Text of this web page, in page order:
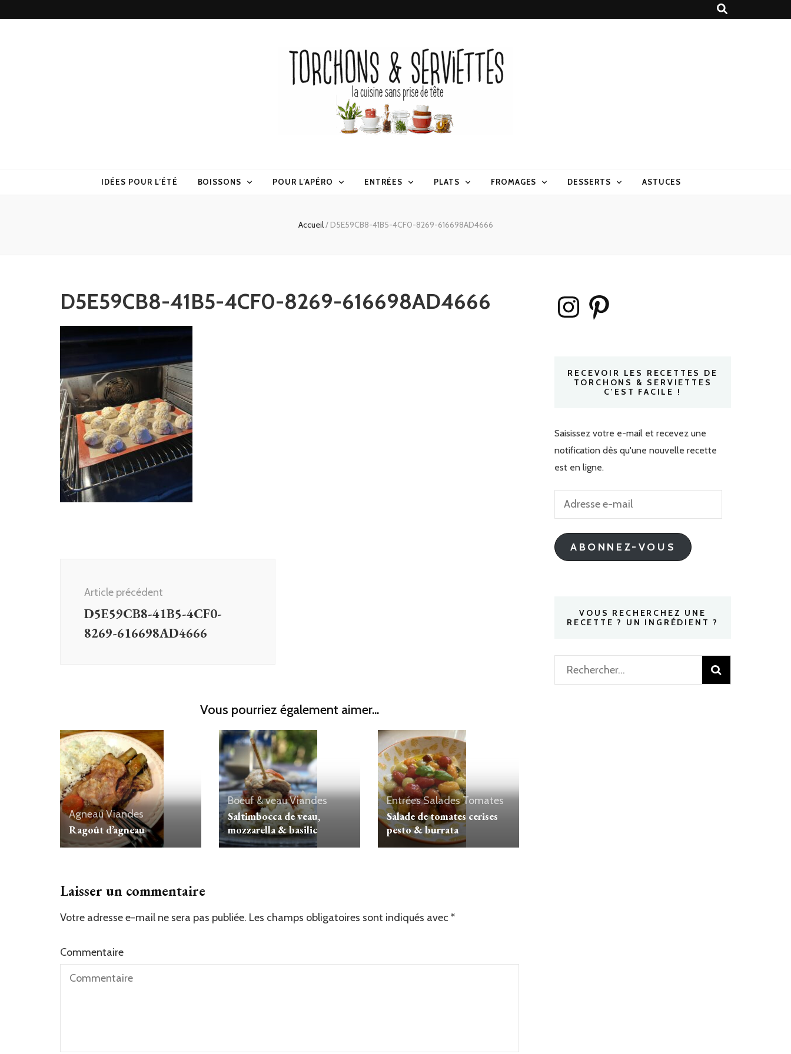
IDÉES POUR L’ÉTÉ BOISSONS POUR L’APÉRO ENTRÉES PLATS FROMAGES DESSERTS ASTUCES
Accueil/ D5E59CB8-41B5-4CF0-8269-616698AD4666
D5E59CB8-41B5-4CF0-8269-616698AD4666
d'article
Article précédent
D5E59CB8-41B5-4CF0-
8269-616698AD4666
Vous pourriez également aimer...
AgneauViandes
Ragoût d’agneau
Boeuf & veauViandes
Saltimbocca de veau,
mozzarella & basilic
EntréesSaladesTomates
Salade de tomates cerises
pesto & burrata
Laisser un commentaire
Votre adresse e-mail ne sera pas publiée. Les champs obligatoires sont indiqués avec *
Commentaire
InstagramPinterest
RECEVOIR LES RECETTES DE
TORCHONS & SERVIETTES
C'EST FACILE !
Saisissez votre e-mail et recevez une
notification dès qu'une nouvelle recette
est en ligne.
Adresse
mail
ABONNEZ-VOUS
VOUS RECHERCHEZ UNE
RECETTE ? UN INGRÉDIENT ?
Rechercher :